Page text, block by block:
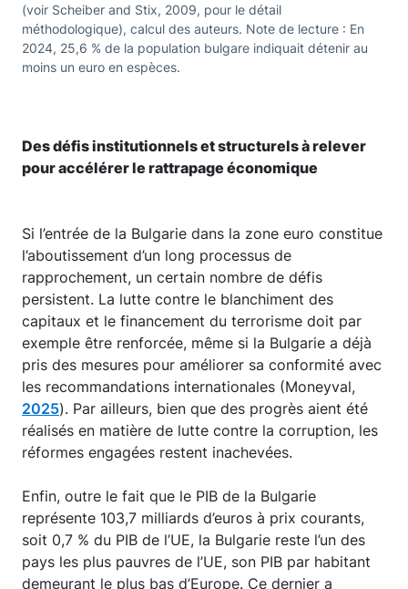
(voir Scheiber and Stix, 2009, pour le détail
méthodologique), calcul des auteurs. Note de lecture : En
2024, 25,6 % de la population bulgare indiquait détenir au
moins un euro en espèces.
Des défis institutionnels et structurels à relever
pour accélérer le rattrapage économique
Si l’entrée de la Bulgarie dans la zone euro constitue
l’aboutissement d’un long processus de
rapprochement, un certain nombre de défis
persistent. La lutte contre le blanchiment des
capitaux et le financement du terrorisme doit par
exemple être renforcée, même si la Bulgarie a déjà
pris des mesures pour améliorer sa conformité avec
les recommandations internationales (Moneyval,
2025). Par ailleurs, bien que des progrès aient été
réalisés en matière de lutte contre la corruption, les
réformes engagées restent inachevées.
Enfin, outre le fait que le PIB de la Bulgarie
représente 103,7 milliards d’euros à prix courants,
soit 0,7 % du PIB de l’UE, la Bulgarie reste l’un des
pays les plus pauvres de l’UE, son PIB par habitant
demeurant le plus bas d’Europe. Ce dernier a